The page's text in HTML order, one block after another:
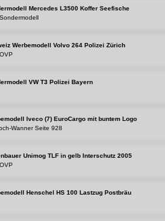
Mercedes L3500 Koffer Seefische
Werbemodell Volvo 264 Polizei Zürich
VW T3 Polizei Bayern
Iveco (7) EuroCargo mit buntem Logo
Wanner Seite 928
Unimog TLF in gelb Interschutz 2005
Henschel HS 100 Lastzug Postbräu